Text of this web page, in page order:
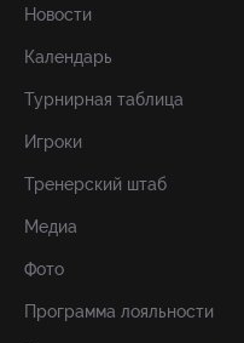
Новости
Календарь
Турнирная таблица
Игроки
Тренерский штаб
Медиа
Фото
Программа лояльности